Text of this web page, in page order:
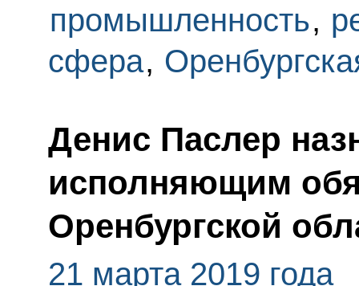
промышленность,
сфера,
Денис Паслер
исполняющим
Оренбургской
21 марта 2019 года